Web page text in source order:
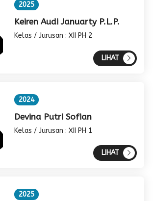
2025
Keiren Audi Januarty P.L.P.
Kelas / Jurusan : XII PH 2
LIHAT
2024
Devina Putri Sofian
Kelas / Jurusan : XII PH 1
LIHAT
2025